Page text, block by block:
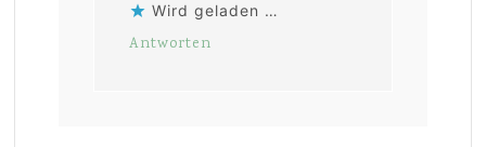
Wird geladen …
Antworten